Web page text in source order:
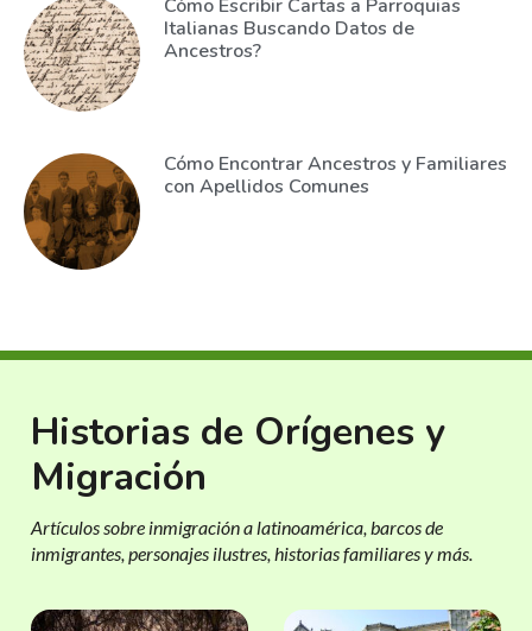
Cómo Escribir Cartas a Parroquias
Italianas Buscando Datos de
Ancestros?
Cómo Encontrar Ancestros y Familiares
con Apellidos Comunes
Historias de Orígenes y
Migración
Artículos sobre inmigración a latinoamérica, barcos de
inmigrantes, personajes ilustres, historias familiares y más.